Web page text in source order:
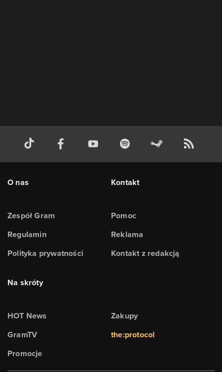
O nas
Zespół Gram
Regulamin
Polityka prywatności
Kontakt
Pomoc
Reklama
Kontakt z redakcją
Na skróty
HOT News
GramTV
Promocje
Zakupy
the:protocol